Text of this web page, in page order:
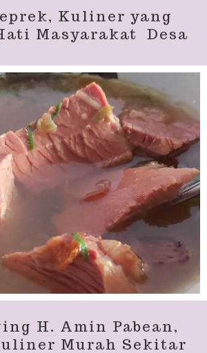
Kuliner yang
Masyarakat Desa
H. Amin Pabean,
Murah Sekitar